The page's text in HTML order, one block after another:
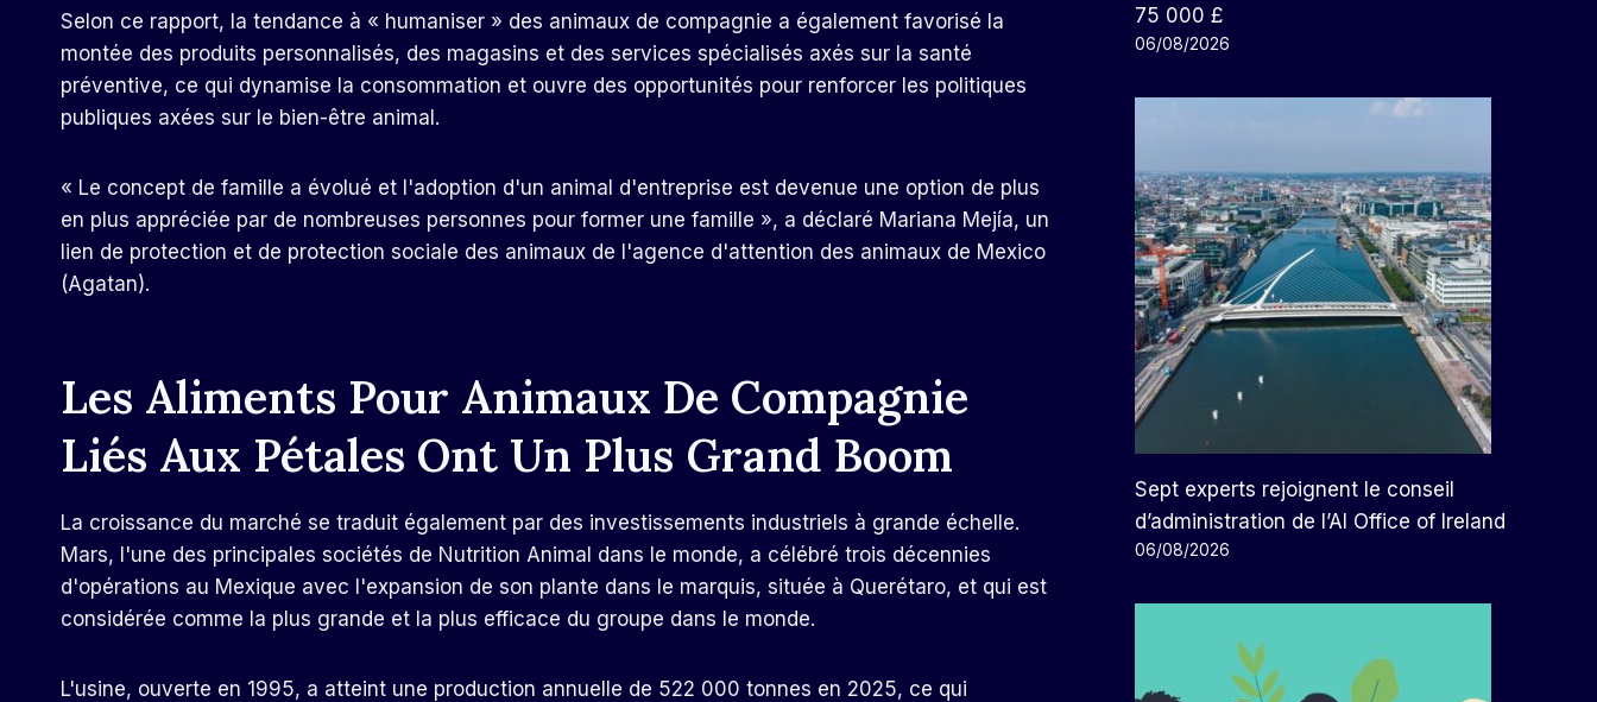
Selon ce rapport, la tendance à « humaniser » des animaux de compagnie a également favorisé la
montée des produits personnalisés, des magasins et des services spécialisés axés sur la santé
préventive, ce qui dynamise la consommation et ouvre des opportunités pour renforcer les politiques
publiques axées sur le bien-être animal.
« Le concept de famille a évolué et l'adoption d'un animal d'entreprise est devenue une option de plus
en plus appréciée par de nombreuses personnes pour former une famille », a déclaré Mariana Mejía, un
lien de protection et de protection sociale des animaux de l'agence d'attention des animaux de Mexico
(Agatan).
Les Aliments Pour Animaux De Compagnie
Liés Aux Pétales Ont Un Plus Grand Boom
La croissance du marché se traduit également par des investissements industriels à grande échelle.
Mars, l'une des principales sociétés de Nutrition Animal dans le monde, a célébré trois décennies
d'opérations au Mexique avec l'expansion de son plante dans le marquis, située à Querétaro, et qui est
considérée comme la plus grande et la plus efficace du groupe dans le monde.
L'usine, ouverte en 1995, a atteint une production annuelle de 522 000 tonnes en 2025, ce qui
75 000 £
06/08/2026
Sept experts rejoignent le conseil
d’administration de l’AI Office of Ireland
06/08/2026